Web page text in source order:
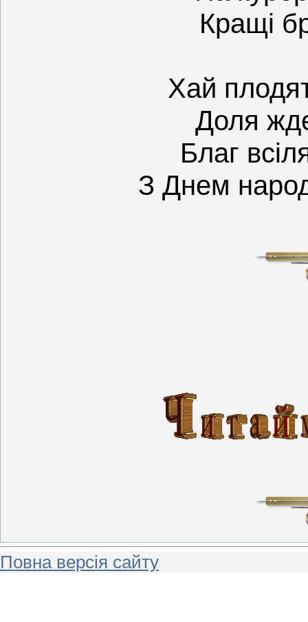
Кращі
Хай
Доля
Благ
З Днем
Повна версія сайту